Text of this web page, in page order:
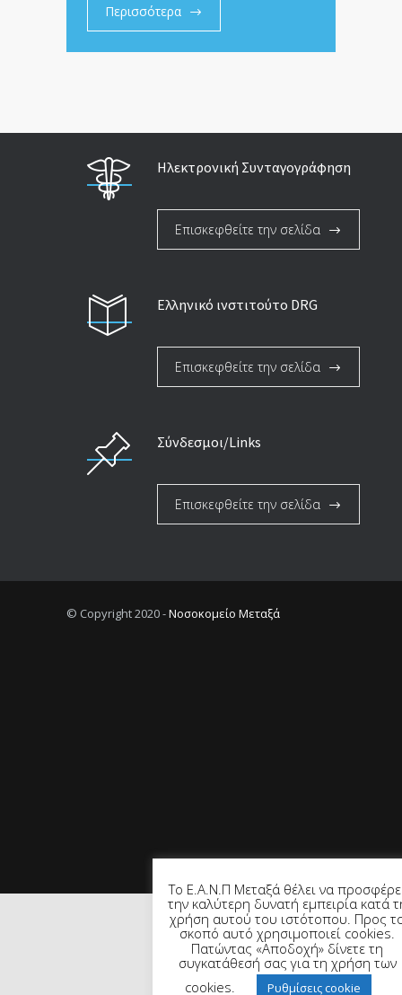
Περισσότερα
Ηλεκτρονική Συνταγογράφηση
Επισκεφθείτε την σελίδα
Ελληνικό ινστιτούτο DRG
Επισκεφθείτε την σελίδα
Σύνδεσμοι/Links
Επισκεφθείτε την σελίδα
© Copyright 2020 -Νοσοκομείο Μεταξά
Το Ε.Α.Ν.Π Μεταξά θέλει να
την καλύτερη δυνατή εμπειρία κατά
χρήση αυτού του ιστότοπου. Προς
σκοπό αυτό χρησιμοποιεί cookies.
Πατώντας «Αποδοχή» δίνετε τη
συγκατάθεσή σας για τη χρήση των
cookies.
Ρυθμίσεις cookie